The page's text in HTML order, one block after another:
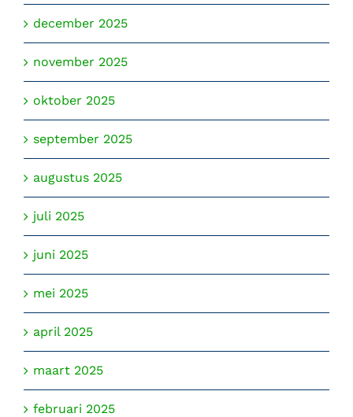
december 2025
november 2025
oktober 2025
september 2025
augustus 2025
juli 2025
juni 2025
mei 2025
april 2025
maart 2025
februari 2025